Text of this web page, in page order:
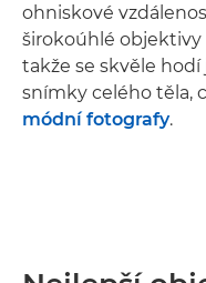
ohniskové
širokoúhlé objektivy
takže se skvěle
snímky celého těla,
módní fotografy.